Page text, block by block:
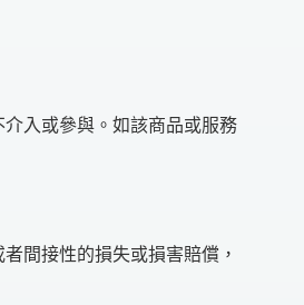
入或參與。如該商品或服務
間接性的損失或損害賠償，